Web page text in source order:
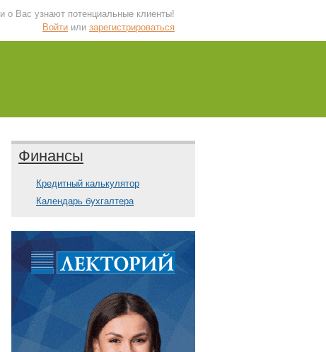
о Вас узнают потенциальные клиенты!
Войти или зарегистрироваться
Финансы
Кредитный калькулятор
Календарь бухгалтера